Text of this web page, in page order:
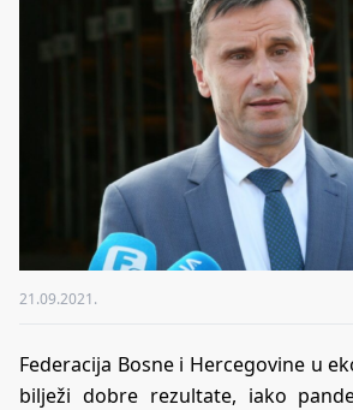
21.09.2021.
Federacija Bosne i Hercegovine u
bilježi dobre rezultate, iako